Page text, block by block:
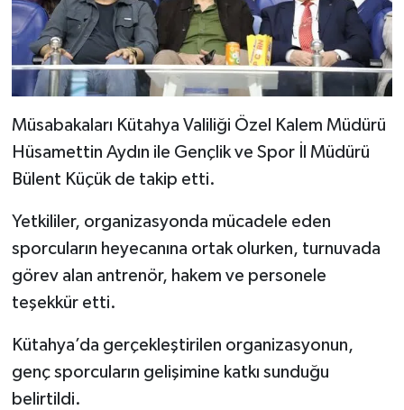
Müsabakaları Kütahya Valiliği Özel Kalem Müdürü
Hüsamettin Aydın ile Gençlik ve Spor İl Müdürü
Bülent Küçük de takip etti.
Yetkililer, organizasyonda mücadele eden
sporcuların heyecanına ortak olurken, turnuvada
görev alan antrenör, hakem ve personele
teşekkür etti.
Kütahya’da gerçekleştirilen organizasyonun,
genç sporcuların gelişimine katkı sunduğu
belirtildi.
Siyaset
Spor
Tavşanlı
Teknoloji
Türkiye
Video Galeri
Yemek Tarifleri